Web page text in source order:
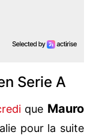
Serie A
que Mauro
pour la suite